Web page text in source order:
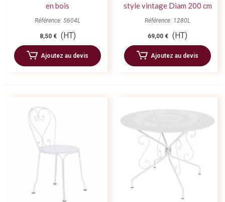
en bois
Référence: 5604L
8,50 € (HT)
Ajoutez au devis
style vintage Diam 200 cm
Référence: 1280L
69,00 € (HT)
Ajoutez au devis